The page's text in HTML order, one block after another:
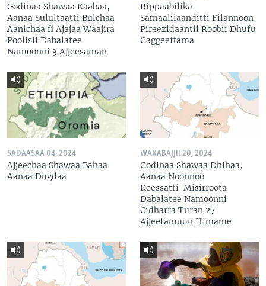
Godinaa Shawaa Kaabaa,
Aanaa Sulultaatti Bulchaa
Aanichaa fi Ajajaa Waajira
Poolisii Dabalatee
Namoonni 3 Ajjeesaman
Rippaabilika
Samaalilaanditti Filannoon
Pireezidaantii Roobii Dhufu
Gaggeeffama
SADAASAA 04, 2024
Ajjeechaa Shawaa Bahaa
Aanaa Dugdaa
WAXABAJJII 20, 2024
Godinaa Shawaa Dhihaa,
Aanaa Noonnoo
Keessatti Misirroota
Dabalatee Namoonni
Cidharra Turan 27
Ajjeefamuun Himame